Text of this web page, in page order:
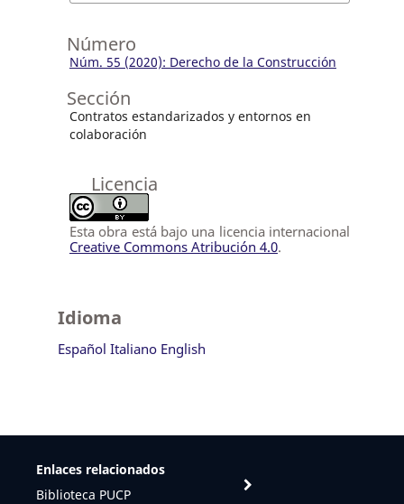
Número
Núm. 55 (2020): Derecho de la Construcción
Sección
Contratos estandarizados y entornos en
colaboración
Licencia
Esta obra está bajo una licencia internacional
Creative Commons Atribución 4.0.
Idioma
Español Italiano English
Enlaces relacionados
Biblioteca PUCP